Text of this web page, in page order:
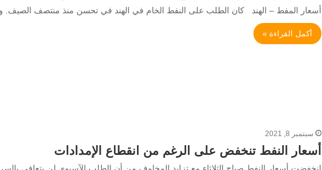
أسعار المفط – الهند كان الطلب على النفط الخام في الهند في تحسن منذ منتصف الصيف.
أكمل القراءة »
سبتمبر 8, 2021
أسعار النفط تنخفض على الرغم من انقطاع الإمدادات